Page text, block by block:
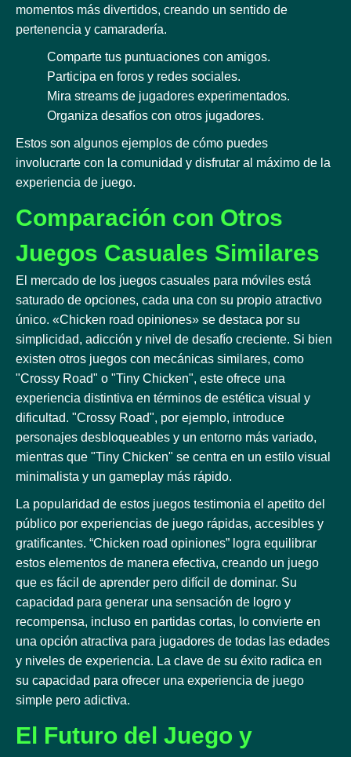
momentos más divertidos, creando un sentido de
pertenencia y camaradería.
Comparte tus puntuaciones con amigos.
Participa en foros y redes sociales.
Mira streams de jugadores experimentados.
Organiza desafíos con otros jugadores.
Estos son algunos ejemplos de cómo puedes
involucrarte con la comunidad y disfrutar al máximo de la
experiencia de juego.
Comparación con Otros
Juegos Casuales Similares
El mercado de los juegos casuales para móviles está
saturado de opciones, cada una con su propio atractivo
único. «Chicken road opiniones» se destaca por su
simplicidad, adicción y nivel de desafío creciente. Si bien
existen otros juegos con mecánicas similares, como
"Crossy Road" o "Tiny Chicken", este ofrece una
experiencia distintiva en términos de estética visual y
dificultad. "Crossy Road", por ejemplo, introduce
personajes desbloqueables y un entorno más variado,
mientras que "Tiny Chicken" se centra en un estilo visual
minimalista y un gameplay más rápido.
La popularidad de estos juegos testimonia el apetito del
público por experiencias de juego rápidas, accesibles y
gratificantes. “Chicken road opiniones” logra equilibrar
estos elementos de manera efectiva, creando un juego
que es fácil de aprender pero difícil de dominar. Su
capacidad para generar una sensación de logro y
recompensa, incluso en partidas cortas, lo convierte en
una opción atractiva para jugadores de todas las edades
y niveles de experiencia. La clave de su éxito radica en
su capacidad para ofrecer una experiencia de juego
simple pero adictiva.
El Futuro del Juego y